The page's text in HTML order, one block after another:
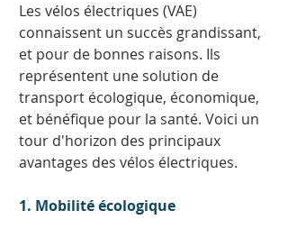
Les vélos électriques (VAE)
connaissent un succès grandissant,
et pour de bonnes raisons. Ils
représentent une solution de
transport écologique, économique,
et bénéfique pour la santé. Voici un
tour d'horizon des principaux
avantages des vélos électriques.
1. Mobilité écologique